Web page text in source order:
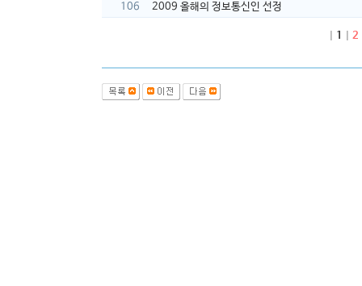
106
2009 올해의 정보통신인 선정
1 2